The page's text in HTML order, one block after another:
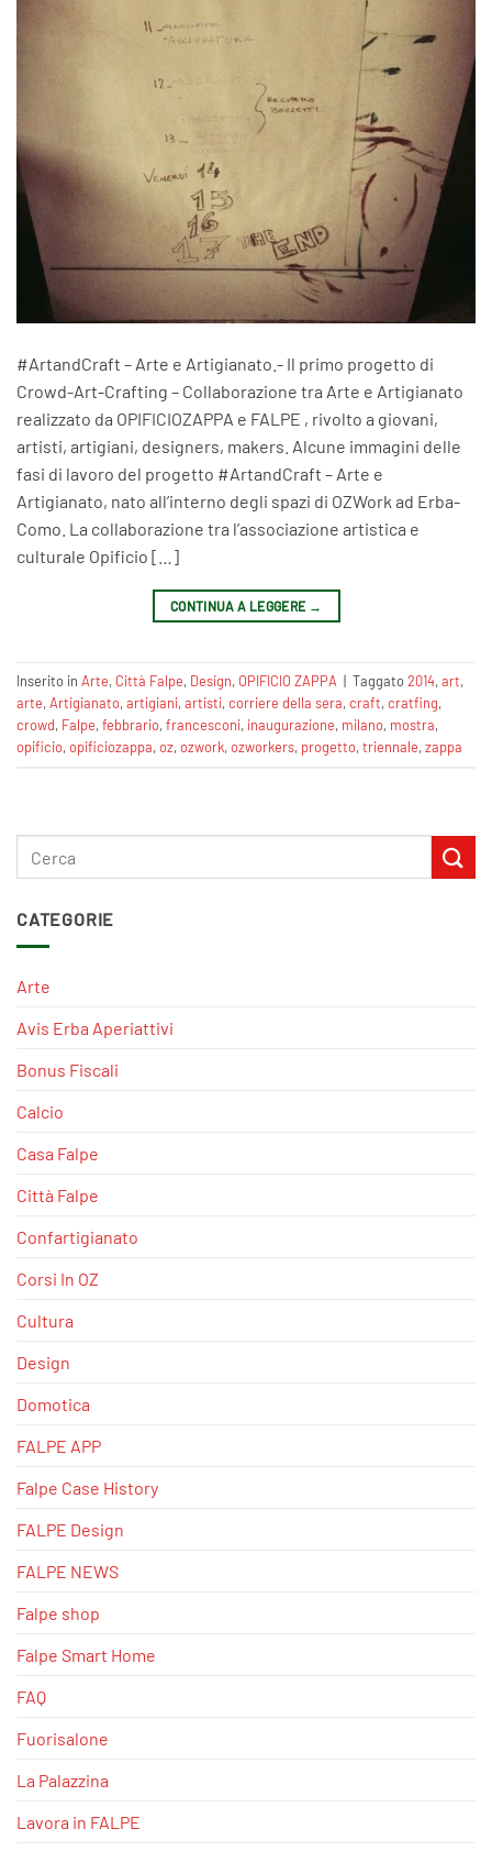
CATEGORIE
Arte
Avis Erba Aperiattivi
Bonus Fiscali
Calcio
Casa Falpe
Città Falpe
Confartigianato
Corsi In OZ
Cultura
Design
Domotica
FALPE APP
Falpe Case History
FALPE Design
FALPE NEWS
Falpe shop
Falpe Smart Home
FAQ
Fuorisalone
La Palazzina
Lavora in FALPE
#ArtandCraft – Arte e Artigianato.- Il primo progetto di
Crowd-Art-Crafting – Collaborazione tra Arte e Artigianato
realizzato da OPIFICIOZAPPA e FALPE , rivolto a giovani,
artisti, artigiani, designers, makers. Alcune immagini delle
fasi di lavoro del progetto #ArtandCraft – Arte e
Artigianato, nato all’interno degli spazi di OZWork ad Erba-
Como. La collaborazione tra l’associazione artistica e
culturale Opificio […]
CONTINUA A LEGGERE →
Inserito in Arte, Città Falpe, Design, OPIFICIO ZAPPA | Taggato2014,art,
arte,Artigianato,artigiani,artisti,corriere della sera,craft,cratfing,
crowd, Falpe,febbrario,francesconi, inaugurazione, milano, mostra,
opificio,opificiozappa,oz,ozwork,ozworkers, progetto,triennale,zappa